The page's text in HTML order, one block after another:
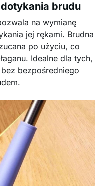
brudu
na wymianę
jej rękami. Brudna
po użyciu, co
Idealne dla tych,
bezpośredniego